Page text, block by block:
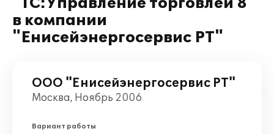
в компании
"Енисейэнергосервис РТ"
ООО "Енисейэнергосервис РТ"
Москва, Ноябрь 2006
Вариант работы